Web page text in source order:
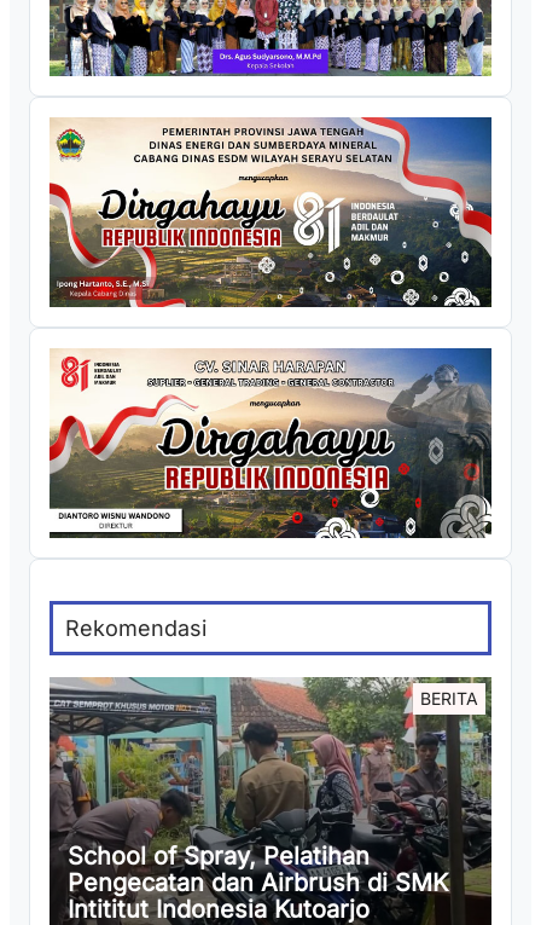
Rekomendasi
BERITA
School of Spray, Pelatihan
Pengecatan dan Airbrush di SMK
Intititut Indonesia Kutoarjo